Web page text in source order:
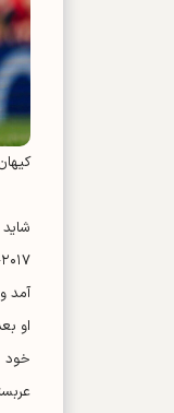
آمد
او